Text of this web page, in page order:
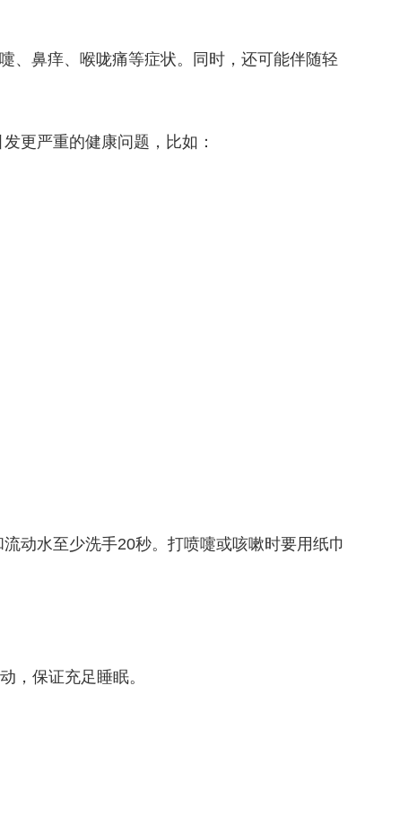
、鼻痒、喉咙痛等症状。同时，还可能伴随轻
更严重的健康问题，比如：
动水至少洗手20秒。打喷嚏或咳嗽时要用纸巾
，保证充足睡眠。